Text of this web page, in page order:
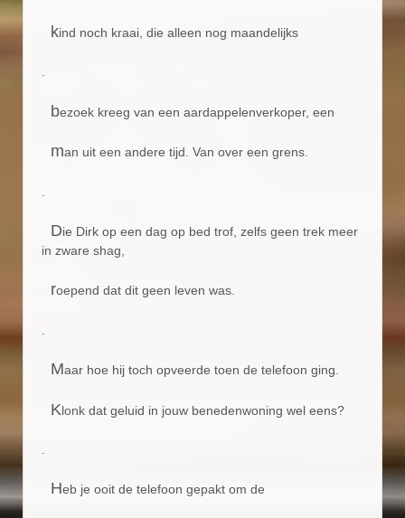
kind noch kraai, die alleen nog maandelijks
.
bezoek kreeg van een aardappelenverkoper, een
man uit een andere tijd. Van over een grens.
Die Dirk op een dag op bed trof, zelfs geen trek meer
in zware shag,
roepend dat dit geen leven was.
Maar hoe hij toch opveerde toen de telefoon ging.
Klonk dat geluid in jouw benedenwoning wel eens?
Heb je ooit de telefoon gepakt om de